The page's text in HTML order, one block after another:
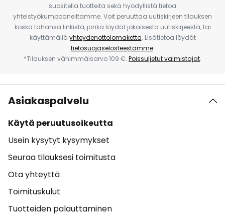
suositella tuotteita sekä hyödyllistä tietoa
yhteistyökumppaneiltamme. Voit peruuttaa uutiskirjeen tilauksen
koska tahansa linkistä, jonka löydät jokaisesta uutiskirjeestä, tai
käyttämällä yhteydenottolomaketta. Lisätietoa löydät
tietosuojaselosteestamme.
*Tilauksen vähimmäisarvo 109 €. Poissuljetut valmistajat.
Asiakaspalvelu
Käytä peruutusoikeutta
Usein kysytyt kysymykset
Seuraa tilauksesi toimitusta
Ota yhteyttä
Toimituskulut
Tuotteiden palauttaminen